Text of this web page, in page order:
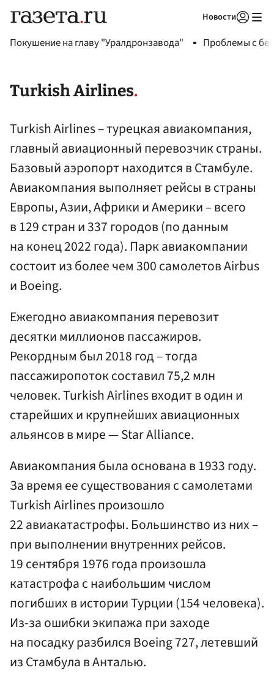
Новости
Покушение на главу "Уралдронзавода" Проблемы с
Turkish Airlines
Turkish Airlines – турецкая авиакомпания,
главный авиационный перевозчик страны.
Базовый аэропорт находится в Стамбуле.
Авиакомпания выполняет рейсы в страны
Европы, Азии, Африки и Америки – всего
в 129 стран и 337 городов (по данным
на конец 2022 года). Парк авиакомпании
состоит из более чем 300 самолетов Airbus
и Boeing.
Ежегодно авиакомпания перевозит
десятки миллионов пассажиров.
Рекордным был 2018 год – тогда
пассажиропоток составил 75,2 млн
человек. Turkish Airlines входит в один и
старейших и крупнейших авиационных
альянсов в мире — Star Alliance.
Авиакомпания была основана в 1933 году.
За время ее существования с самолетами
Turkish Airlines произошло
22 авиакатастрофы. Большинство из них –
при выполнении внутренних рейсов.
19 сентября 1976 года произошла
катастрофа с наибольшим числом
погибших в истории Турции (154 человека).
Из-за ошибки экипажа при заходе
на посадку разбился Boeing 727, летевший
из Стамбула в Анталью.